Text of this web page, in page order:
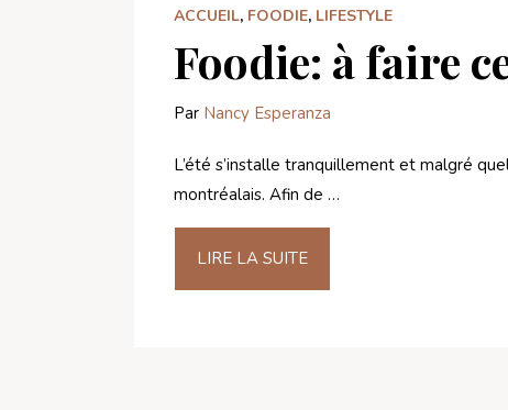
ACCUEIL, FOODIE, LIFESTYLE
Foodie: à faire
Par Nancy Esperanza
L’été s’installe tranquillement et malgré
montréalais. Afin de …
LIRE LA SUITE